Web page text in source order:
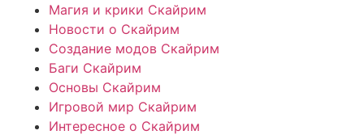
Магия и крики Скайрим
Новости о Скайрим
Создание модов Скайрим
Баги Скайрим
Основы Скайрим
Игровой мир Скайрим
Интересное о Скайрим